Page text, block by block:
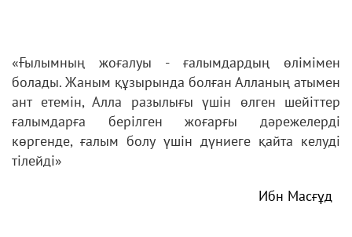
«Ғылымның жоғалуы - ғалымдардың өлімімен
болады. Жаным құзырында болған Алланың атымен
ант етемін, Алла разылығы үшін өлген шейіттер
ғалымдарға берілген жоғарғы дәрежелерді
көргенде, ғалым болу үшін дүниеге қайта келуді
тілейді»
Ибн Масғұд